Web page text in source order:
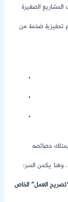
المشاريع الصغيرة
تحفيزية ضخمة من
خصائصه
وهنا يكمن السر:
العمل” الخاص